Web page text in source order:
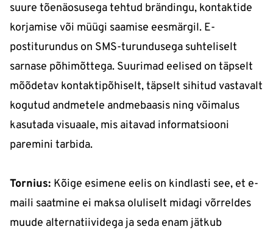
suure tõenäosusega tehtud brändingu, kontaktide
korjamise või müügi saamise eesmärgil. E-
postiturundus on SMS-turundusega suhteliselt
sarnase põhimõttega. Suurimad eelised on täpselt
mõõdetav kontaktipõhiselt, täpselt sihitud vastavalt
kogutud andmetele andmebaasis ning võimalus
kasutada visuaale, mis aitavad informatsiooni
paremini tarbida.
Tornius: Kõige esimene eelis on kindlasti see, et e-
maili saatmine ei maksa oluliselt midagi võrreldes
muude alternatiividega ja seda enam jätkub